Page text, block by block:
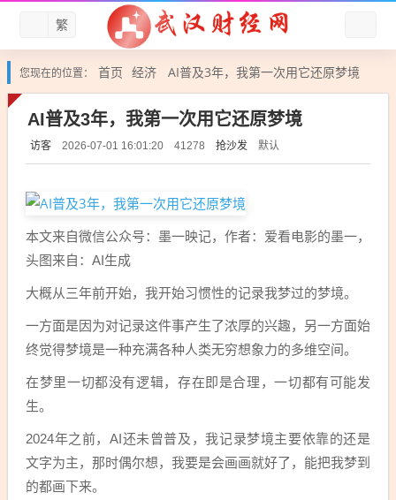
繁
您现在的位置： 首页 经济 AI普及3年，我第一次用它还原梦境
AI普及3年，我第一次用它还原梦境
访客 2026-07-01 16:01:20 41278 抢沙发 默认
本文来自微信公众号：墨一映记，作者：爱看电影的墨一，
头图来自：AI生成
大概从三年前开始，我开始习惯性的记录我梦过的梦境。
一方面是因为对记录这件事产生了浓厚的兴趣，另一方面始
终觉得梦境是一种充满各种人类无穷想象力的多维空间。
在梦里一切都没有逻辑，存在即是合理，一切都有可能发
生。
2024年之前，AI还未曾普及，我记录梦境主要依靠的还是
文字为主，那时偶尔想，我要是会画画就好了，能把我梦到
的都画下来。